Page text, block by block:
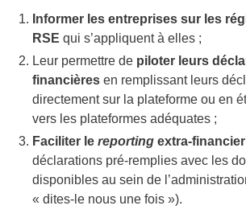
Informer les entreprises sur les
RSE qui s’appliquent à elles ;
Leur permettre de piloter leurs
financières en remplissant leurs
directement sur la plateforme ou en
vers les plateformes adéquates ;
Faciliter le reporting extra-financier
déclarations pré-remplies avec les
disponibles au sein de
« dites-le nous une fois »).